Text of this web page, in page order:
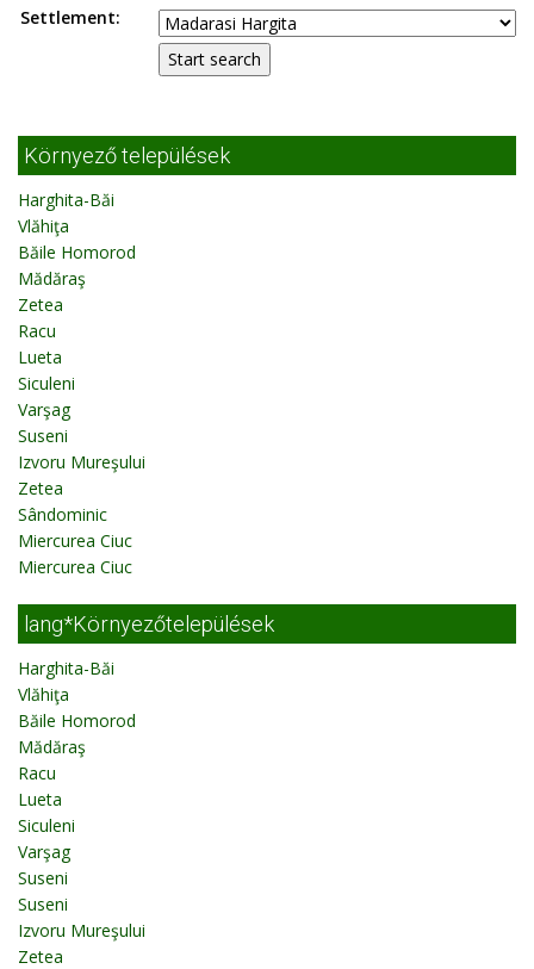
Settlement:
Környező települések
Harghita-Băi
Vlăhiţa
Băile Homorod
Mădăraş
Zetea
Racu
Lueta
Siculeni
Varşag
Suseni
Izvoru Mureşului
Zetea
Sândominic
Miercurea Ciuc
Miercurea Ciuc
lang*Környezőtelepülések
Harghita-Băi
Vlăhiţa
Băile Homorod
Mădăraş
Racu
Lueta
Siculeni
Varşag
Suseni
Suseni
Izvoru Mureşului
Zetea